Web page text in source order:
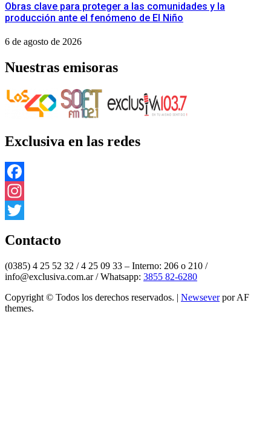
Obras clave para proteger a las comunidades y la
producción ante el fenómeno de El Niño
6 de agosto de 2026
Nuestras emisoras
Exclusiva en las redes
Facebook
Instagram
Contacto
(0385) 4 25 52 32 / 4 25 09 33 – Interno: 206 o 210 /
info@exclusiva.com.ar / Whatsapp: 3855 82-6280
Copyright © Todos los derechos reservados. | Newseverpor AF
themes.